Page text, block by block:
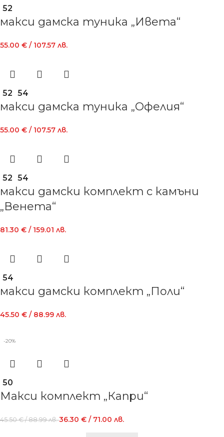
52
макси дамска туника „Ивета“
55.00 € / 107.57 лв.
52 54
макси дамска туника „Офелия“
55.00 € / 107.57 лв.
52 54
макси дамски комплект с камъни
„Венета“
81.30 € / 159.01 лв.
54
макси дамски комплект „Поли“
45.50 € / 88.99 лв.
-20%
50
Макси комплект „Капри“
45.50€/ 88.99 лв.36.30 € / 71.00 лв.